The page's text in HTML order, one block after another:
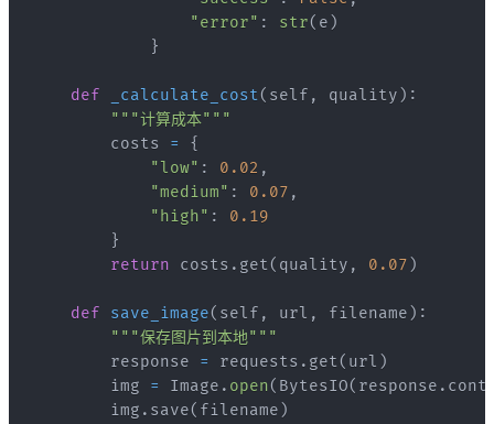
"error" : str( e )
}
def _calculate_cost( self , quality ) :
"""计算成本"""
        costs
=
{
"low" : 0.02 ,
"medium" : 0.07 ,
"high" :
0.19
}
return costs . get( quality , 0.07 )
def save_image( self , url , filename ) :
"""保存图片到本地"""
        response
= requests . get( url )
        img
= Image . open( BytesIO( response .
        img
. save( filename )